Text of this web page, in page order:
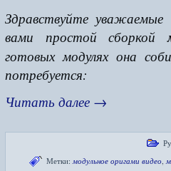
Здравствуйте
вами простой сборкой
готовых модулях она
потребуется:
Читать далее →
Метки: модульное оригами видео,